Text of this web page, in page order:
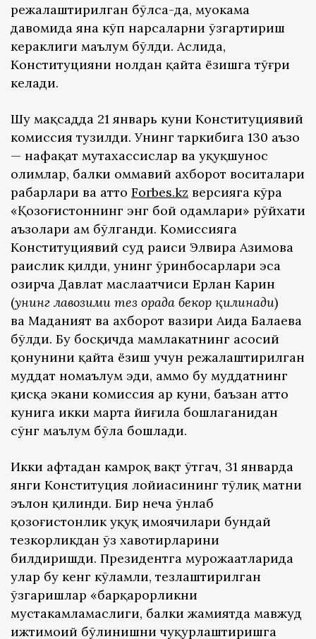
режалаштирилган бўлса-да, муҳокама
давомида яна кўп нарсаларни ўзгартириш
кераклиги маълум бўлди. Аслида,
Конституцияни нолдан қайта ёзишга тўғри
келади.
Шу мақсадда 21 январь куни Конституциявий
комиссия тузилди. Унинг таркибига 130 аъзо
— нафақат мутахассислар ва ҳуқуқшунос
олимлар, балки оммавий ахборот воситалари
раҳбарлари ва ҳатто Forbes.kz версияга кўра
«Қозоғистоннинг энг бой одамлари» рўйхати
аъзолари ҳам бўлганди. Комиссияга
Конституциявий суд раиси Элвира Азимова
раислик қилди, унинг ўринбосарлари эса
ҳозирча Давлат маслаҳатчиси Ерлан Карин
(унинг лавозими тез орада бекор қилинади)
ва Маданият ва ахборот вазири Аида Балаева
бўлди. Бу босқичда мамлакатнинг асосий
қонунини қайта ёзиш учун режалаштирилган
муддат номаълум эди, аммо бу муддатнинг
қисқа экани комиссия ҳар куни, баъзан ҳатто
кунига икки марта йиғила бошлаганидан
сўнг маълум бўла бошлади.
Икки ҳафтадан камроқ вақт ўтгач, 31 январда
янги Конституция лойиҳасининг тўлиқ матни
эълон қилинди. Бир неча ўнлаб
қозоғистонлик ҳуқуқ ҳимоячилари бундай
тезкорликдан ўз хавотирларини
билдиришди. Президентга мурожаатларида
улар бу кенг кўламли, тезлаштирилган
ўзгаришлар «барқарорликни
мустаҳкамламаслиги, балки жамиятда мавжуд
ижтимоий бўлинишни чуқурлаштиришга